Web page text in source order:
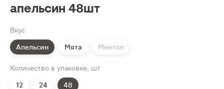
апельсин 48шт
Вкус
Апельсин Мята Ментол
Количество в упаковке, шт
12 24 48